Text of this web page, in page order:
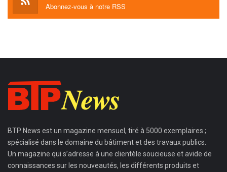
Abonnez-vous à notre RSS
BTP News est un magazine mensuel, tiré à 5000 exemplaires ;
spécialisé dans le domaine du bâtiment et des travaux publics.
Un magazine qui s’adresse à une clientèle soucieuse et avide de
connaissances sur les nouveautés, les différents produits et